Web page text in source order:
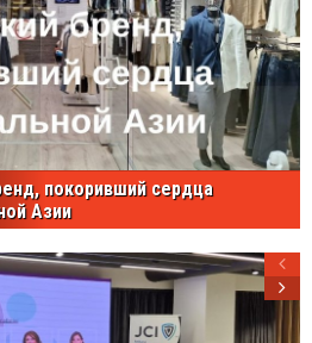
покоривший сердца
Азии